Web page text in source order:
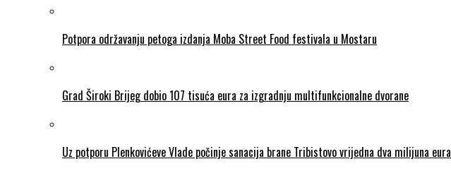
Potpora održavanju petoga izdanja Moba Street Food festivala u Mostaru
Grad Široki Brijeg dobio 107 tisuća eura za izgradnju multifunkcionalne dvorane
Uz potporu Plenkovićeve Vlade počinje sanacija brane Tribistovo vrijedna dva milijuna eura